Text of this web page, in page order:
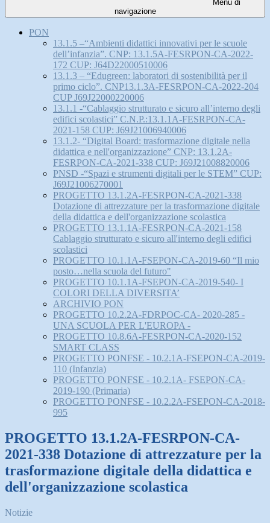
Menu di
navigazione
PON
13.1.5 –“Ambienti didattici innovativi per le scuole
dell’infanzia”. CNP: 13.1.5A-FESRPON-CA-2022-
172 CUP: J64D22000510006
13.1.3 – “Edugreen: laboratori di sostenibilità per il
primo ciclo”. CNP13.1.3A-FESRPON-CA-2022-204
CUP J69J22000220006
13.1.1 -“Cablaggio strutturato e sicuro all’interno degli
edifici scolastici” C.N.P.:13.1.1A-FESRPON-CA-
2021-158 CUP: J69J21006940006
13.1.2- “Digital Board: trasformazione digitale nella
didattica e nell'organizzazione” CNP: 13.1.2A-
FESRPON-CA-2021-338 CUP: J69J21008820006
PNSD -“Spazi e strumenti digitali per le STEM” CUP:
J69J21006270001
PROGETTO 13.1.2A-FESRPON-CA-2021-338
Dotazione di attrezzature per la trasformazione digitale
della didattica e dell'organizzazione scolastica
PROGETTO 13.1.1A-FESRPON-CA-2021-158
Cablaggio strutturato e sicuro all'interno degli edifici
scolastici
PROGETTO 10.1.1A-FSEPON-CA-2019-60 “Il mio
posto…nella scuola del futuro"
PROGETTO 10.1.1A-FSEPON-CA-2019-540- I
COLORI DELLA DIVERSITA’
ARCHIVIO PON
PROGETTO 10.2.2A-FDRPOC-CA- 2020-285 -
UNA SCUOLA PER L'EUROPA -
PROGETTO 10.8.6A-FESRPON-CA-2020-152
SMART CLASS
PROGETTO PONFSE - 10.2.1A-FSEPON-CA-2019-
110 (Infanzia)
PROGETTO PONFSE - 10.2.1A- FSEPON-CA-
2019-190 (Primaria)
PROGETTO PONFSE - 10.2.2A-FSEPON-CA-2018-
995
PROGETTO 13.1.2A-FESRPON-CA-
2021-338 Dotazione di attrezzature per la
trasformazione digitale della didattica e
dell'organizzazione scolastica
Notizie